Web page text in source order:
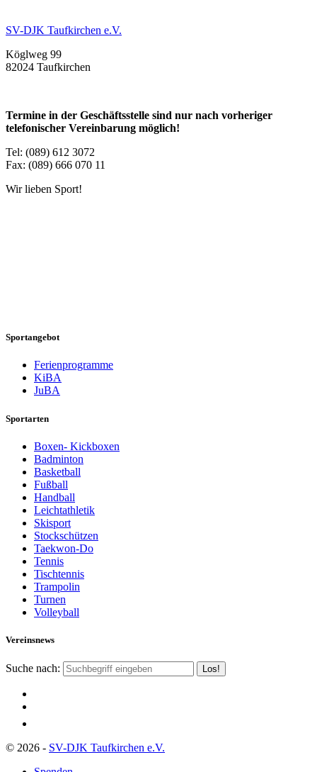
SV-DJK Taufkirchen e.V.
Köglweg 99
82024 Taufkirchen
Termine in der Geschäftsstelle sind nur nach vorheriger
telefonischer Vereinbarung möglich!
Tel: (089) 612 3072
Fax: (089) 666 070 11
Wir lieben Sport!
Sportangebot
Ferienprogramme
KiBA
JuBA
Sportarten
Boxen- Kickboxen
Badminton
Basketball
Fußball
Handball
Leichtathletik
Skisport
Stockschützen
Taekwon-Do
Tennis
Tischtennis
Trampolin
Turnen
Volleyball
Vereinsnews
Suche nach:
© 2026 - SV-DJK Taufkirchen e.V.